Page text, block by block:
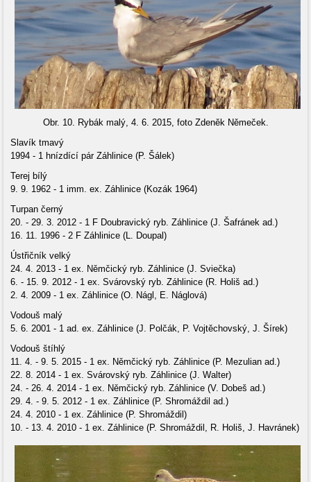
Obr. 10. Rybák malý, 4. 6. 2015, foto Zdeněk Němeček.
Slavík tmavý
1994 - 1 hnízdící pár Záhlinice (P. Šálek)
Terej bílý
9. 9. 1962 - 1 imm. ex. Záhlinice (Kozák 1964)
Turpan černý
20. - 29. 3. 2012 - 1 F Doubravický ryb. Záhlinice (J. Šafránek ad.)
16. 11. 1996 - 2 F Záhlinice (L. Doupal)
Ústřičník velký
24. 4. 2013 - 1 ex. Němčický ryb. Záhlinice (J. Sviečka)
6. - 15. 9. 2012 - 1 ex. Svárovský ryb. Záhlinice (R. Holiš ad.)
2. 4. 2009 - 1 ex. Záhlinice (O. Nágl, E. Náglová)
Vodouš malý
5. 6. 2001 - 1 ad. ex. Záhlinice (J. Polčák, P. Vojtěchovský, J. Šírek)
Vodouš štíhlý
11. 4. - 9. 5. 2015 - 1 ex. Němčický ryb. Záhlinice (P. Mezulian ad.)
22. 8. 2014 - 1 ex. Svárovský ryb. Záhlinice (J. Walter)
24. - 26. 4. 2014 - 1 ex. Němčický ryb. Záhlinice (V. Dobeš ad.)
29. 4. - 9. 5. 2012 - 1 ex. Záhlinice (P. Shromáždil ad.)
24. 4. 2010 - 1 ex. Záhlinice (P. Shromáždil)
10. - 13. 4. 2010 - 1 ex. Záhlinice (P. Shromáždil, R. Holiš, J. Havránek)